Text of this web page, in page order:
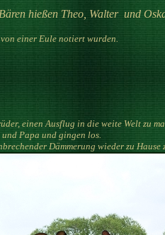
hießen Theo, Walter und
einer Eule notiert wurden.
einen Ausflug in die weite Welt zu
Papa und gingen los.
Dämmerung wieder zu Hause